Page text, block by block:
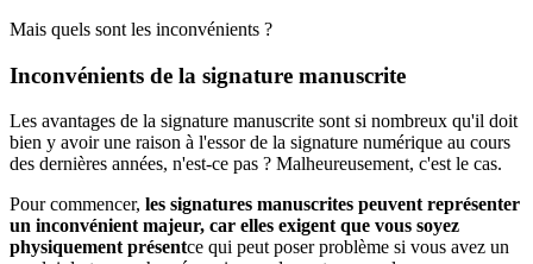
Mais quels sont les inconvénients ?
Inconvénients de la signature manuscrite
Les avantages de la signature manuscrite sont si nombreux qu'il doit
bien y avoir une raison à l'essor de la signature numérique au cours
des dernières années, n'est-ce pas ? Malheureusement, c'est le cas.
Pour commencer, les signatures manuscrites peuvent représenter
un inconvénient majeur, car elles exigent que vous soyez
physiquement présentce qui peut poser problème si vous avez un